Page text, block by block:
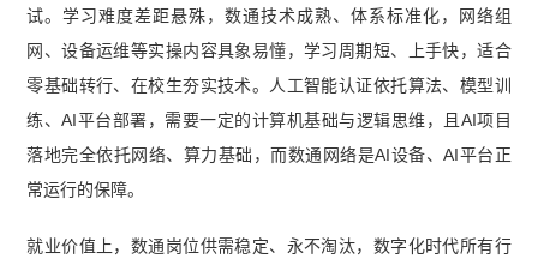
试。学习难度差距悬殊，数通技术成熟、体系标准化，网络组
网、设备运维等实操内容具象易懂，学习周期短、上手快，适合
零基础转行、在校生夯实技术。人工智能认证依托算法、模型训
练、AI平台部署，需要一定的计算机基础与逻辑思维，且AI项目
落地完全依托网络、算力基础，而数通网络是AI设备、AI平台正
常运行的保障。
就业价值上，数通岗位供需稳定、永不淘汰，数字化时代所有行